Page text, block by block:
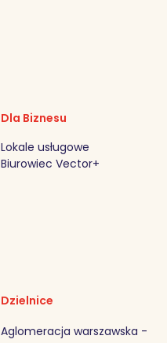
Dla Biznesu
Lokale usługowe
Biurowiec Vector+
Dzielnice
Aglomeracja warszawska -